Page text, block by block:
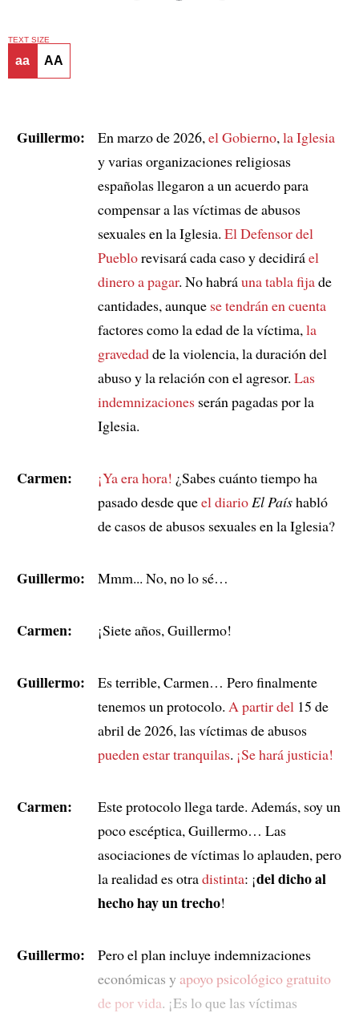
TEXT SIZE
aa AA
Guillermo: En marzo de 2026, el Gobierno, la Iglesia
y varias organizaciones religiosas
españolas llegaron a un acuerdo para
compensar a las víctimas de abusos
sexuales en la Iglesia. El Defensor del
Pueblorevisará cada caso y decidiráel
dinero a pagar. No habráuna tabla fijade
cantidades, aunque se tendrán en cuenta
factores como la edad de la víctima, la
gravedadde la violencia, la duración del
abuso y la relación con el agresor. Las
indemnizacionesserán pagadas por la
Iglesia.
Carmen: ¡Ya era hora! ¿Sabes cuánto tiempo ha
pasado desde queel diario El Paíshabló
de casos de abusos sexuales en la Iglesia?
Guillermo: Mmm... No, no lo sé…
Carmen: ¡Siete años, Guillermo!
Guillermo:
Es terrible, Carmen… Pero finalmente
tenemos un protocolo. A partir del 15 de
abril de 2026, las víctimas de abusos
pueden estar tranquilas. ¡Se hará justicia!
Carmen:
Este protocolo llega tarde. Además, soy un
poco escéptica, Guillermo… Las
asociaciones de víctimas lo aplauden, pero
la realidad es otradistinta: ¡del dicho al
hecho hay un trecho!
Guillermo:
Pero el plan incluye indemnizaciones
económicas y apoyo psicológico gratuito
de por vida. ¡Es lo que las víctimas